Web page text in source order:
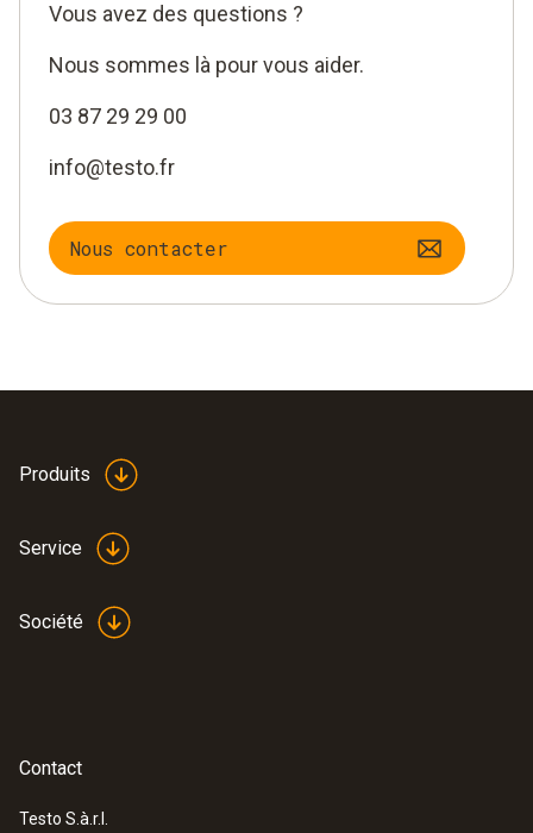
Vous avez des questions ?
Nous sommes là pour vous aider.
03 87 29 29 00
info@testo.fr
Nous contacter
Produits
Service
Société
Contact
Testo S.à.r.l.